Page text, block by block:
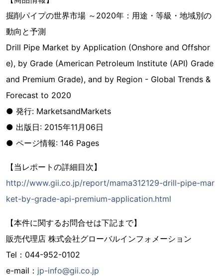
掘削パイプの世界市場 ～2020年：用途・等級・地域別の
動向と予測
Drill Pipe Market by Application (Onshore and Offshor
e), by Grade (American Petroleum Institute (API) Grade
and Premium Grade), and by Region - Global Trends &
Forecast to 2020
● 発行: MarketsandMarkets
● 出版日: 2015年11月06日
● ページ情報: 146 Pages
【当レポートの詳細目次】
http://www.gii.co.jp/report/mama312129-drill-pipe-mar
ket-by-grade-api-premium-application.html
【本件に関するお問合せは下記まで】
販売代理店 株式会社グローバルインフォメーション
Tel：044-952-0102
e-mail： jp-info@gii.co.jp